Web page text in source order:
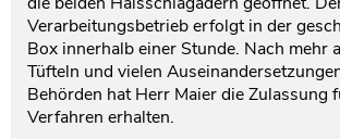
Verarbeitungsbetrieb erfolgt in der
Box innerhalb einer Stunde. Nach mehr
Tüfteln und vielen
Behörden hat Herr Maier die Zulassung
Verfahren erhalten.